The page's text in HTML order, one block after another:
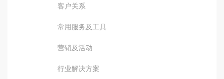
客户关系
常用服务及工具
营销及活动
行业解决方案